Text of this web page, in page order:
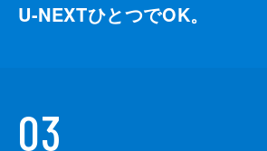
U-NEXTひとつでOK。
03